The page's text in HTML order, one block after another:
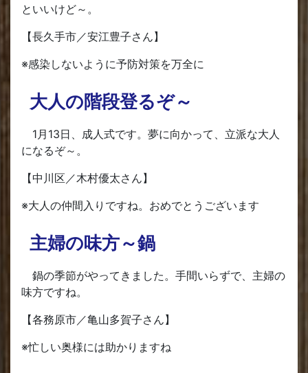
といいけど～。
【長久手市／安江豊子さん】
※感染しないように予防対策を万全に
大人の階段登るぞ～
1月13日、成人式です。夢に向かって、立派な大人
になるぞ～。
【中川区／木村優太さん】
※大人の仲間入りですね。おめでとうございます
主婦の味方～鍋
鍋の季節がやってきました。手間いらずで、主婦の
味方ですね。
【各務原市／亀山多賀子さん】
※忙しい奥様には助かりますね